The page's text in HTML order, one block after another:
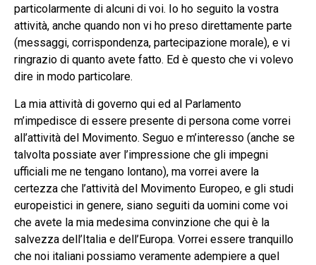
particolarmente di alcuni di voi. Io ho seguito la vostra
attività, anche quando non vi ho preso direttamente parte
(messaggi, corrispondenza, partecipazione morale), e vi
ringrazio di quanto avete fatto. Ed è questo che vi volevo
dire in modo particolare.
La mia attività di governo qui ed al Parlamento
m’impedisce di essere presente di persona come vorrei
all’attività del Movimento. Seguo e m’interesso (anche se
talvolta possiate aver l’impressione che gli impegni
ufficiali me ne tengano lontano), ma vorrei avere la
certezza che l’attività del Movimento Europeo, e gli studi
europeistici in genere, siano seguiti da uomini come voi
che avete la mia medesima convinzione che qui è la
salvezza dell’Italia e dell’Europa. Vorrei essere tranquillo
che noi italiani possiamo veramente adempiere a quel